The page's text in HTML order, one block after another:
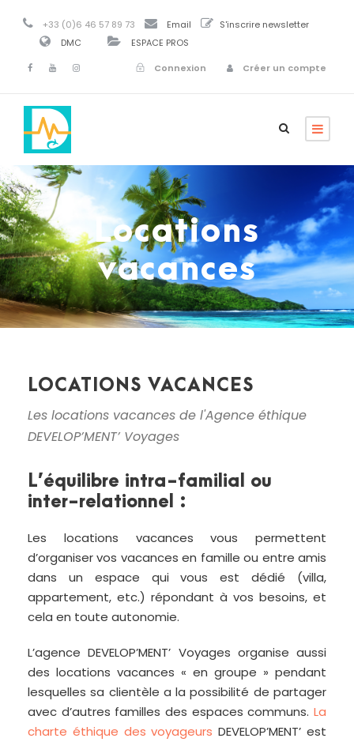
+33 (0)6 46 57 89 73 Email
S'inscrire newsletter
DMC
ESPACE PROS
Connexion
Créer un compte
Locations
vacances
LOCATIONS VACANCES
Les locations vacances de l'Agence éthique
DEVELOP’MENT’ Voyages
L’équilibre intra-familial ou
inter-relationnel :
Les locations vacances vous permettent
d’organiser vos vacances en famille ou entre amis
dans un espace qui vous est dédié (villa,
appartement, etc.) répondant à vos besoins, et
cela en toute autonomie.
L’agence DEVELOP’MENT’ Voyages organise aussi
des locations vacances « en groupe » pendant
lesquelles sa clientèle a la possibilité de partager
avec d’autres familles des espaces communs. La
charte éthique des voyageurs DEVELOP’MENT’ est